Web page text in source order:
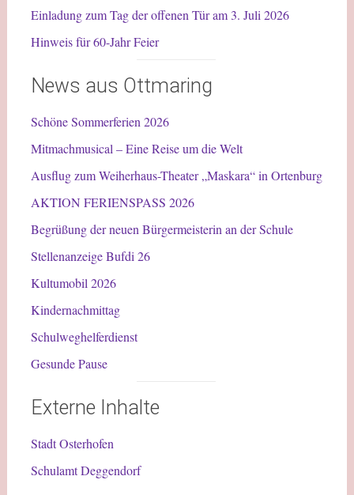
Einladung zum Tag der offenen Tür am 3. Juli 2026
Hinweis für 60-Jahr Feier
News aus Ottmaring
Schöne Sommerferien 2026
Mitmachmusical – Eine Reise um die Welt
Ausflug zum Weiherhaus-Theater „Maskara“ in Ortenburg
AKTION FERIENSPASS 2026
Begrüßung der neuen Bürgermeisterin an der Schule
Stellenanzeige Bufdi 26
Kultumobil 2026
Kindernachmittag
Schulweghelferdienst
Gesunde Pause
Externe Inhalte
Stadt Osterhofen
Schulamt Deggendorf